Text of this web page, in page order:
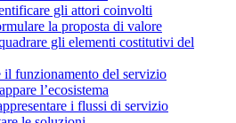
gli attori coinvolti
la proposta di valore
gli elementi costitutivi del
il funzionamento del servizio
l’ecosistema
i flussi di servizio